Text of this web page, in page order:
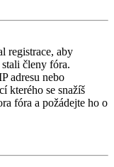
registrace, aby
členy fóra.
adresu nebo
kterého se snažíš
fóra a požádejte ho o